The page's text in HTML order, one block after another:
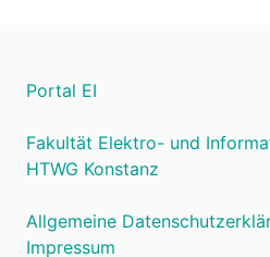
Portal EI
Fakultät Elektro- und
HTWG Konstanz
Allgemeine
Impressum